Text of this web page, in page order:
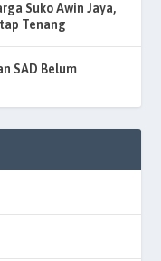
Suko Awin Jaya,
Tenang
SAD Belum